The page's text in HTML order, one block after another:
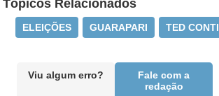
Tópicos Relacionados
ELEIÇÕES GUARAPARI TED CONTI
Viu algum erro?
Fale com a
redação